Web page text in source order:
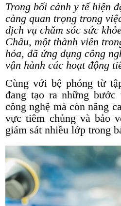
Trong bối cảnh y tế hiện
càng quan trọng trong
dịch vụ chăm sóc sức
Châu, một thành viên
hóa, đã ứng dụng công
vận hành các hoạt động
Cùng với bệ phóng từ
đang tạo ra những
công nghệ mà còn nâng
vực tiêm chủng và bảo
giám sát nhiều lớp trong